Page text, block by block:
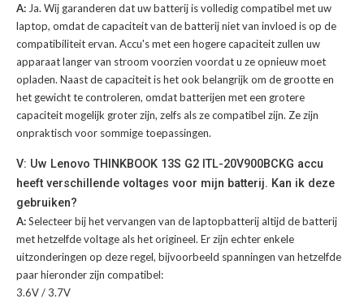
A: Ja. Wij garanderen dat uw batterij is volledig compatibel met uw
laptop, omdat de capaciteit van de batterij niet van invloed is op de
compatibiliteit ervan. Accu's met een hogere capaciteit zullen uw
apparaat langer van stroom voorzien voordat u ze opnieuw moet
opladen. Naast de capaciteit is het ook belangrijk om de grootte en
het gewicht te controleren, omdat batterijen met een grotere
capaciteit mogelijk groter zijn, zelfs als ze compatibel zijn. Ze zijn
onpraktisch voor sommige toepassingen.
V: Uw Lenovo THINKBOOK 13S G2 ITL-20V900BCKG accu
heeft verschillende voltages voor mijn batterij. Kan ik deze
gebruiken?
A:Selecteer bij het vervangen van de laptopbatterij altijd de batterij
met hetzelfde voltage als het origineel. Er zijn echter enkele
uitzonderingen op deze regel, bijvoorbeeld spanningen van hetzelfde
paar hieronder zijn compatibel:
3.6V / 3.7V